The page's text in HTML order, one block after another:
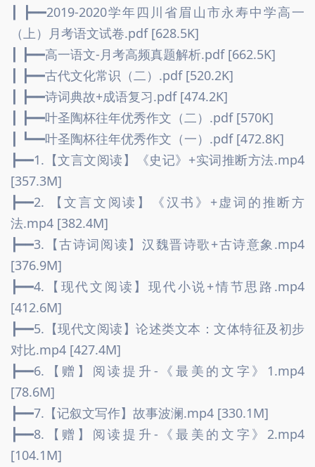
┃ ┣━━2019-2020学年四川省眉山市永寿中学高一
（上）月考语文试卷.pdf [628.5K]
┃ ┣━━高一语文-月考高频真题解析.pdf [662.5K]
┃ ┣━━古代文化常识（二）.pdf [520.2K]
┃ ┣━━诗词典故+成语复习.pdf [474.2K]
┃ ┣━━叶圣陶杯往年优秀作文（二）.pdf [570K]
┃ ┗━━叶圣陶杯往年优秀作文（一）.pdf [472.8K]
┣━━1.【文言文阅读】《史记》+实词推断方法.mp4
[357.3M]
┣━━2. 【文言文阅读】《汉书》+虚词的推断方
法.mp4 [382.4M]
┣━━3.【古诗词阅读】汉魏晋诗歌+古诗意象.mp4
[376.9M]
┣━━4.【现代文阅读】现代小说+情节思路.mp4
[412.6M]
┣━━5.【现代文阅读】论述类文本：文体特征及初步
对比.mp4 [427.4M]
┣━━6.【赠】阅读提升-《最美的文字》1.mp4
[78.6M]
┣━━7.【记叙文写作】故事波澜.mp4 [330.1M]
┣━━8.【赠】阅读提升-《最美的文字》2.mp4
[104.1M]